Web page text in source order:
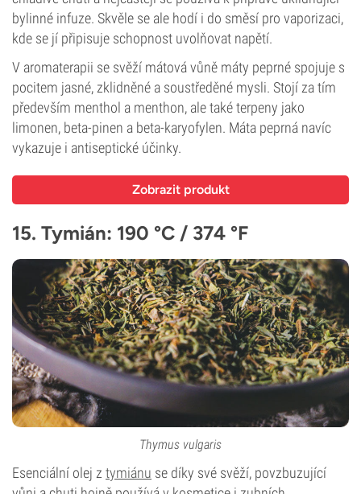
bylinné infuze. Skvěle se ale hodí i do směsí pro vaporizaci,
kde se jí připisuje schopnost uvolňovat napětí.
V aromaterapii se svěží mátová vůně máty peprné spojuje s
pocitem jasné, zklidněné a soustředěné mysli. Stojí za tím
především menthol a menthon, ale také terpeny jako
limonen, beta-pinen a beta-karyofylen. Máta peprná navíc
vykazuje i antiseptické účinky.
Zobrazit produkt
15. Tymián: 190 °C / 374 °F
Thymus vulgaris
Esenciální olej z tymiánu se díky své svěží, povzbuzující